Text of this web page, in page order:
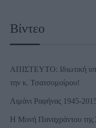
Βίντεο
ΑΠΙΣΤΕΥΤΟ: Ιδιωτική
την κ. Τσατσομοίρου!
Λιμάνι Ραφήνας 1945-
Η Μονή Παναχράντου της